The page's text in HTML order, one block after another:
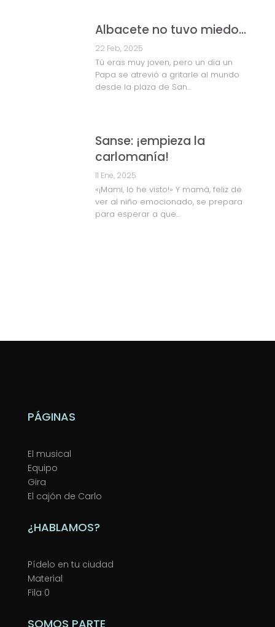
Albacete no tuvo miedo…
22 Feb, 2025
Tú eras muy joven, pero un día un
Papa se atrevió a gritarle al mundo
desde la plaza de San...
Sanse: ¡empieza la
carlomanía!
11 Ene, 2025
«¡Mami, lo he visto!» Y mamá, feliz de
ver al niño emocionado, se prepara
para esperar a que...
PÁGINAS
El musical
Equipo
Gira
El cajón de Carlo
¿HABLAMOS?
Pídelo en tu ciudad
Material
Fila 0
SOMOS PARTE